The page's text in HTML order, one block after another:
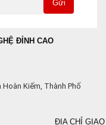
Gửi
ĐỈNH CAO
Kiếm, Thành Phố
ĐỊA CHỈ